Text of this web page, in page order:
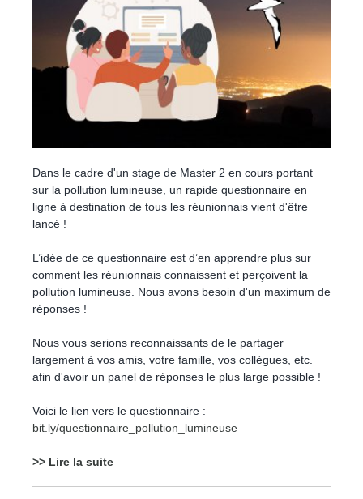
Dans le cadre d'un stage de Master 2 en cours portant
sur la pollution lumineuse, un rapide questionnaire en
ligne à destination de tous les réunionnais vient d'être
lancé !
L’idée de ce questionnaire est d’en apprendre plus sur
comment les réunionnais connaissent et perçoivent la
pollution lumineuse. Nous avons besoin d'un maximum de
réponses !
Nous vous serions reconnaissants de le partager
largement à vos amis, votre famille, vos collègues, etc.
afin d'avoir un panel de réponses le plus large possible !
Voici le lien vers le questionnaire :
bit.ly/questionnaire_pollution_lumineuse
>> Lire la suite